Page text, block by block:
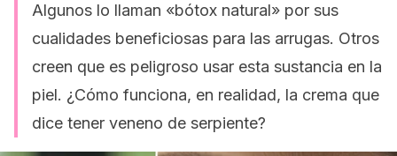
Algunos lo llaman «bótox natural» por sus
cualidades beneficiosas para las arrugas. Otros
creen que es peligroso usar esta sustancia en la
piel. ¿Cómo funciona, en realidad, la crema que
dice tener veneno de serpiente?